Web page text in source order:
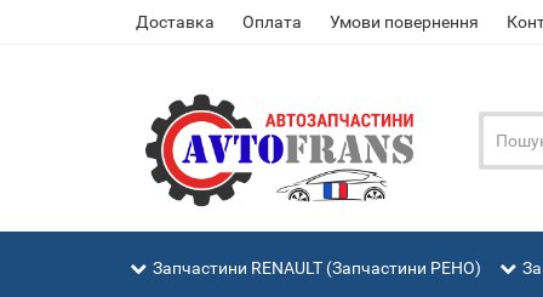
Доставка Оплата Умови повернення
Запчастини RENAULT (Запчастини РЕНО)